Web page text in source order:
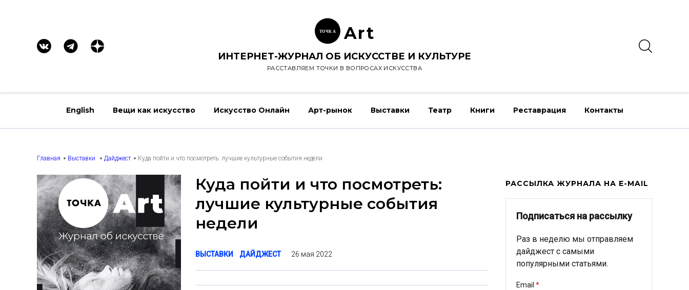
ТОЧК А Art
ИНТЕРНЕТ-ЖУРНАЛ ОБ ИСКУССТВЕ И КУЛЬТУРЕ
РАССТАВЛЯЕМ ТОЧКИ В ВОПРОСАХ ИСКУССТВА
English Вещи как искусство Искусство Онлайн Арт-рынок Выставки Театр Книги Реставрация Контакты
Главная Выставки Дайджест Куда пойти и что посмотреть: лучшие культурные события недели
Куда пойти и что посмотреть:
лучшие культурные события
недели
ВЫСТАВКИ ДАЙДЖЕСТ 26 мая 2022
РАССЫЛКА ЖУРНАЛА НА E-MAIL
Подписаться на рассылку
Раз в неделю мы отправляем
дайджест с самыми
популярными статьями.
Email